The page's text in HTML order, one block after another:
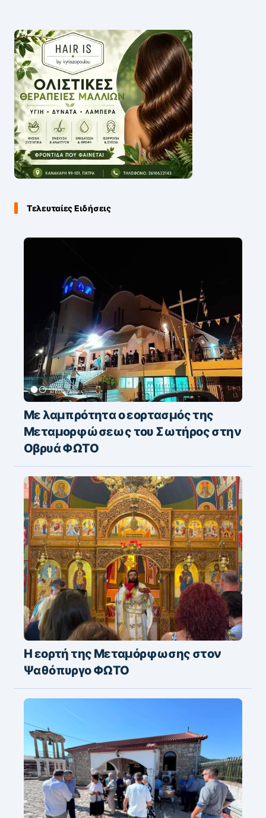
Τελευταίες Ειδήσεις
Με λαμπρότητα ο εορτασμός της
Μεταμορφώσεως του Σωτήρος στην
Οβρυά ΦΩΤΟ
Η εορτή της Μεταμόρφωσης στον
Ψαθόπυργο ΦΩΤΟ